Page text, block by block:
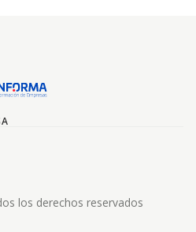
los derechos reservados